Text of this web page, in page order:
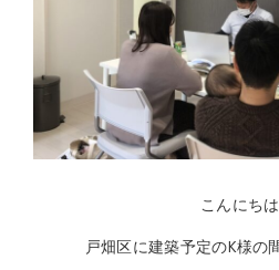
こんにちは
戸畑区に建築予定のK様の